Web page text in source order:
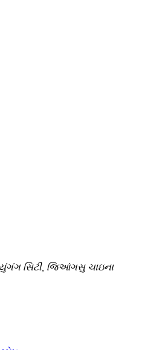
સિટી, જિઆંગસુ ચાઇના